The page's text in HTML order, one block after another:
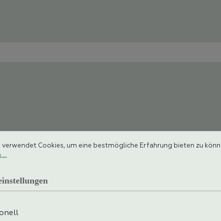
Cookies, um eine bestmögliche Erfahrung bieten zu können.
verwendet Cookies, um eine bestmögliche Erfahrung bieten zu